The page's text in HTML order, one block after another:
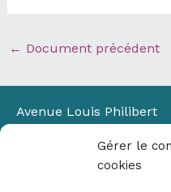
Gérer le
cookies
← Document précédent
Avenue Louis Philibert
Bâtiment Laennec
13100 Aix-en-Provence